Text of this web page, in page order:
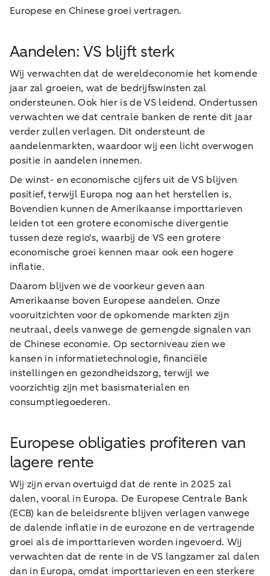
Europese en Chinese groei vertragen.
Aandelen: VS blijft sterk
Wij verwachten dat de wereldeconomie het komende
jaar zal groeien, wat de bedrijfswinsten zal
ondersteunen. Ook hier is de VS leidend. Ondertussen
verwachten we dat centrale banken de rente dit jaar
verder zullen verlagen. Dit ondersteunt de
aandelenmarkten, waardoor wij een licht overwogen
positie in aandelen innemen.
De winst- en economische cijfers uit de VS blijven
positief, terwijl Europa nog aan het herstellen is.
Bovendien kunnen de Amerikaanse importtarieven
leiden tot een grotere economische divergentie
tussen deze regio's, waarbij de VS een grotere
economische groei kennen maar ook een hogere
inflatie.
Daarom blijven we de voorkeur geven aan
Amerikaanse boven Europese aandelen. Onze
vooruitzichten voor de opkomende markten zijn
neutraal, deels vanwege de gemengde signalen van
de Chinese economie. Op sectorniveau zien we
kansen in informatietechnologie, financiële
instellingen en gezondheidszorg, terwijl we
voorzichtig zijn met basismaterialen en
consumptiegoederen.
Europese obligaties profiteren van
lagere rente
Wij zijn ervan overtuigd dat de rente in 2025 zal
dalen, vooral in Europa. De Europese Centrale Bank
(ECB) kan de beleidsrente blijven verlagen vanwege
de dalende inflatie in de eurozone en de vertragende
groei als de importtarieven worden ingevoerd. Wij
verwachten dat de rente in de VS langzamer zal dalen
dan in Europa, omdat importtarieven en een sterkere